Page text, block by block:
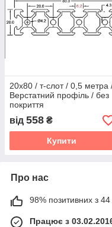
20х80 / т-слот / 0,5 метра
Верстатний профіль / без
покриття
від 558 ₴
Купити
Про нас
98% позитивних з 44
Працює з